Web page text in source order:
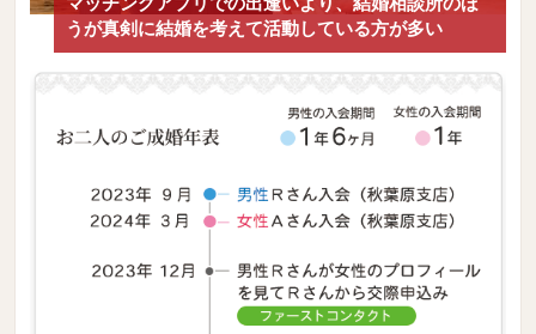
うが真剣に結婚を考えて活動している方が多い